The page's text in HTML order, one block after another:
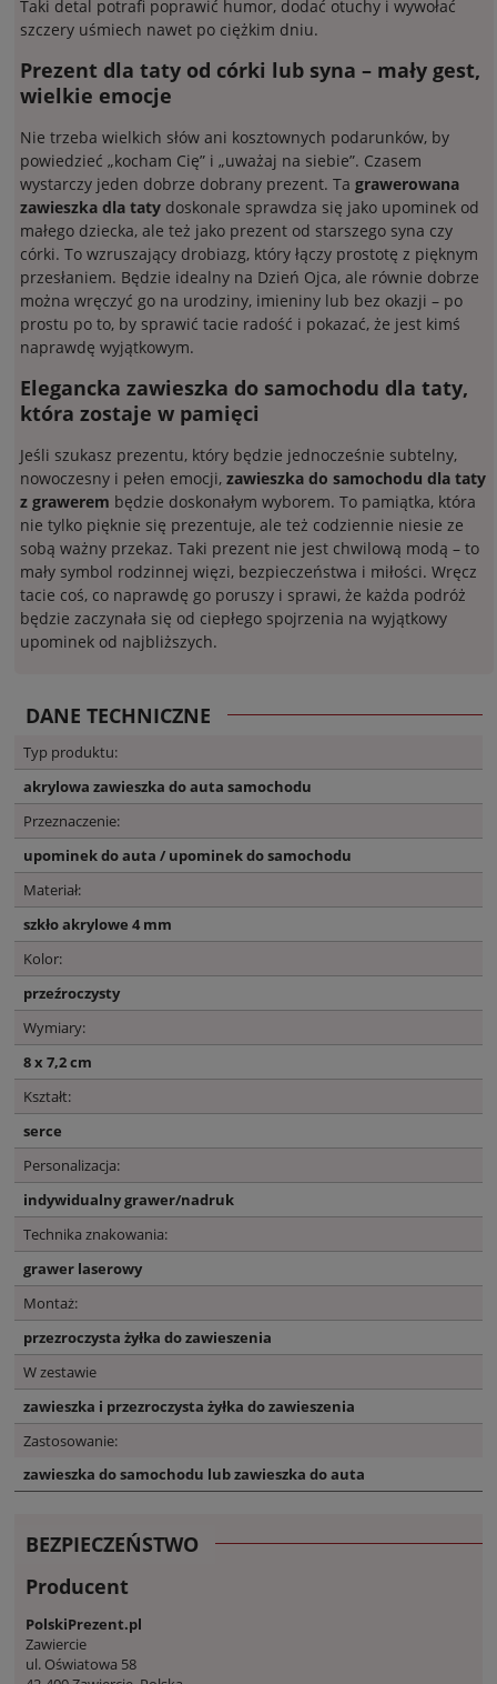
Taki detal potrafi poprawić humor, dodać otuchy i wywołać
szczery uśmiech nawet po ciężkim dniu.
Prezent dla taty od córki lub syna – mały gest,
wielkie emocje
Nie trzeba wielkich słów ani kosztownych podarunków, by
powiedzieć „kocham Cię” i „uważaj na siebie”. Czasem
wystarczy jeden dobrze dobrany prezent. Ta grawerowana
zawieszka dla taty doskonale sprawdza się jako upominek od
małego dziecka, ale też jako prezent od starszego syna czy
córki. To wzruszający drobiazg, który łączy prostotę z pięknym
przesłaniem. Będzie idealny na Dzień Ojca, ale równie dobrze
można wręczyć go na urodziny, imieniny lub bez okazji – po
prostu po to, by sprawić tacie radość i pokazać, że jest kimś
naprawdę wyjątkowym.
Elegancka zawieszka do samochodu dla taty,
która zostaje w pamięci
Jeśli szukasz prezentu, który będzie jednocześnie subtelny,
nowoczesny i pełen emocji, zawieszka do samochodu dla taty
z grawerem będzie doskonałym wyborem. To pamiątka, która
nie tylko pięknie się prezentuje, ale też codziennie niesie ze
sobą ważny przekaz. Taki prezent nie jest chwilową modą – to
mały symbol rodzinnej więzi, bezpieczeństwa i miłości. Wręcz
tacie coś, co naprawdę go poruszy i sprawi, że każda podróż
będzie zaczynała się od ciepłego spojrzenia na wyjątkowy
upominek od najbliższych.
DANE TECHNICZNE
Typ produktu:
akrylowa zawieszka do auta samochodu
Przeznaczenie:
upominek do auta / upominek do samochodu
Materiał:
szkło akrylowe 4 mm
Kolor:
przeźroczysty
Wymiary:
8 x 7,2 cm
Kształt:
serce
Personalizacja:
indywidualny grawer/nadruk
Technika znakowania:
grawer laserowy
Montaż:
przezroczysta żyłka do zawieszenia
W zestawie
zawieszka i przezroczysta żyłka do zawieszenia
Zastosowanie:
zawieszka do samochodu lub zawieszka do auta
BEZPIECZEŃSTWO
Producent
PolskiPrezent.pl
Zawiercie
ul. Oświatowa 58